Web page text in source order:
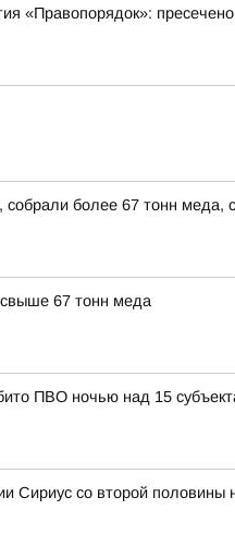
«Правопорядок»:
собрали более 67 тонн меда,
67 тонн меда
ПВО ночью над 15
Сириус со второй